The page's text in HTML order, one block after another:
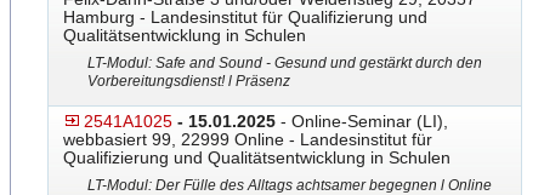
Hamburg - Landesinstitut für Qualifizierung und
Qualitätsentwicklung in Schulen
LT-Modul: Safe and Sound - Gesund und gestärkt durch den
Vorbereitungsdienst! l Präsenz
2541A1025 - 15.01.2025 - Online-Seminar (LI),
webbasiert 99, 22999 Online - Landesinstitut für
Qualifizierung und Qualitätsentwicklung in Schulen
LT-Modul: Der Fülle des Alltags achtsamer begegnen l Online